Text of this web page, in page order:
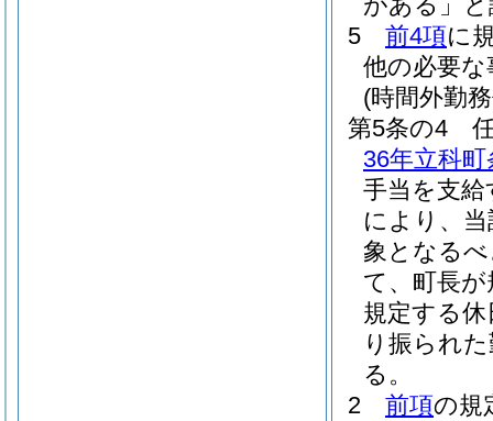
5
前4項に
他の必要
(時間外勤
第5条の4
36年立科
手当を支
により、
象となる
て、町長
規定する休
り振られ
る。
2
前項の規